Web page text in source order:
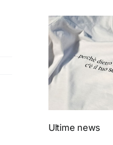
Ultime news